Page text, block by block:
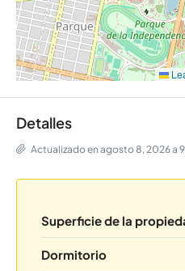
Detalles
Actualizado en agosto 8, 2026 a
Superficie de la
Dormitorio